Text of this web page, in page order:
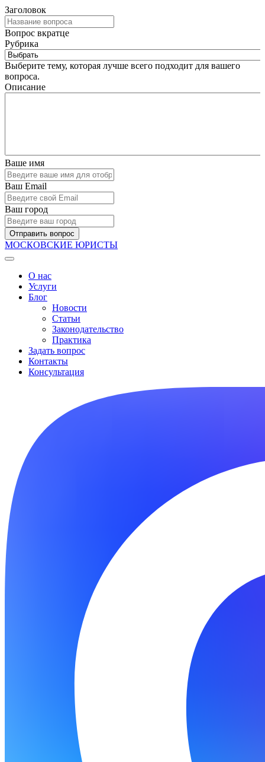
Заголовок
Вопрос вкратце
Рубрика
Выберите тему, которая лучше всего подходит для вашего
вопроса.
Описание
Ваше имя
Ваш Email
Ваш город
Отправить вопрос
МОСКОВСКИЕ ЮРИСТЫ
О нас
Услуги
Блог
Новости
Статьи
Законодательство
Практика
Задать вопрос
Контакты
Консультация